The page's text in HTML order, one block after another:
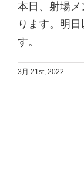
本日、射場
ります。明
す。
3月 21st, 2022